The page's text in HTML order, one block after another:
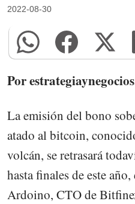
2022-08-30
Por
La emisión del bono
atado al bitcoin,
volcán, se retrasará
hasta finales de este
Ardoino, CTO de